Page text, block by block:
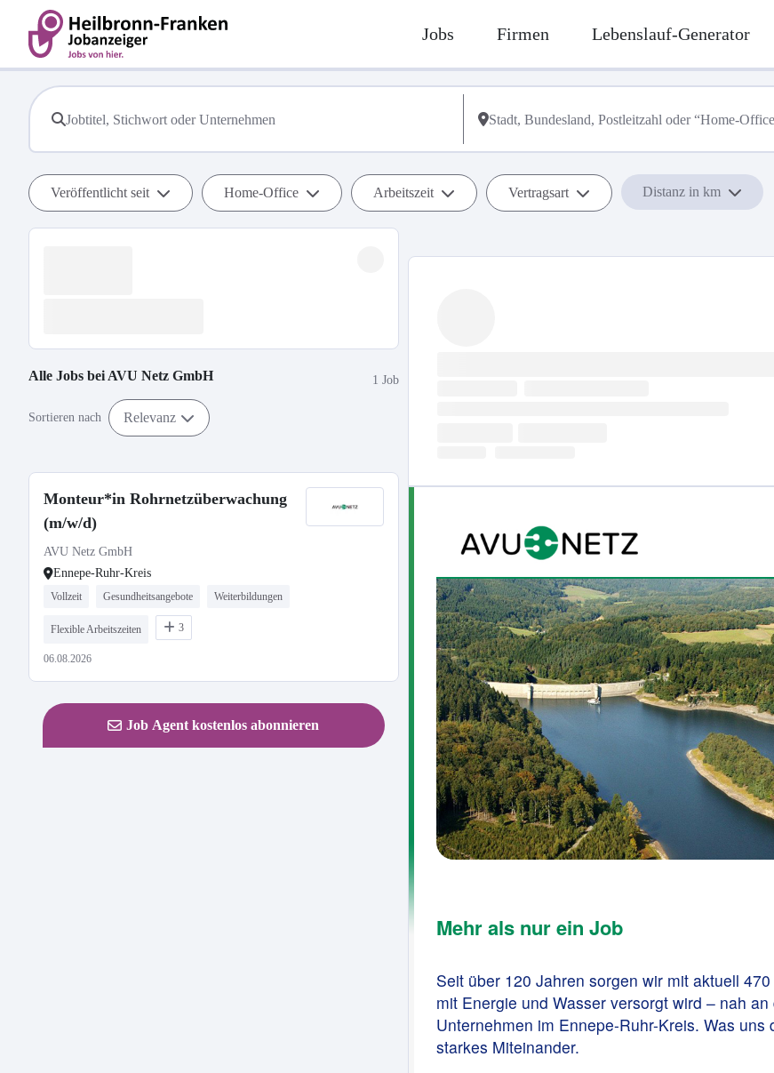
Jobs Firmen Lebenslauf-Generator
Veröffentlicht seit Home-Office Arbeitszeit Vertragsart Distanz in km
Alle Jobs bei AVU Netz GmbH 1 Job
Sortieren nach Relevanz
Monteur*in Rohrnetzüberwachung
(m/w/d)
AVU Netz GmbH
Ennepe-Ruhr-Kreis
Vollzeit Gesundheitsangebote Weiterbildungen
Flexible Arbeitszeiten 3
06.08.2026
Job Agent kostenlos abonnieren